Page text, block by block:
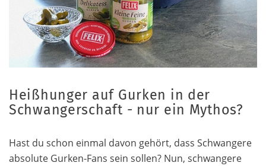
Heißhunger auf Gurken in der
Schwangerschaft - nur ein Mythos?
Hast du schon einmal davon gehört, dass Schwangere
absolute Gurken-Fans sein sollen? Nun, schwangere